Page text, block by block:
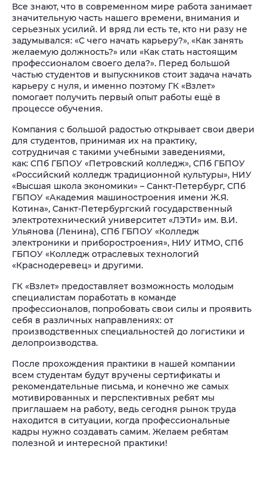
Все знают, что в современном мире работа занимает
значительную часть нашего времени, внимания и
серьезных усилий. И вряд ли есть те, кто ни разу не
задумывался: «С чего начать карьеру?», «Как занять
желаемую должность?» или «Как стать настоящим
профессионалом своего дела?». Перед большой
частью студентов и выпускников стоит задача начать
карьеру с нуля, и именно поэтому ГК «Взлет»
помогает получить первый опыт работы ещё в
процессе обучения.
Компания с большой радостью открывает свои двери
для студентов, принимая их на практику,
сотрудничая с такими учебными заведениями,
как: СПб ГБПОУ «Петровский колледж», СПб ГБПОУ
«Российский колледж традиционной культуры», НИУ
«Высшая школа экономики» – Санкт-Петербург, СПб
ГБПОУ «Академия машиностроения имени Ж.Я.
Котина», Санкт-Петербургский государственный
электротехнический университет «ЛЭТИ» им. В.И.
Ульянова (Ленина), СПб ГБПОУ «Колледж
электроники и приборостроения», НИУ ИТМО, СПб
ГБПОУ «Колледж отраслевых технологий
«Краснодеревец» и другими.
ГК «Взлет» предоставляет возможность молодым
специалистам поработать в команде
профессионалов, попробовать свои силы и проявить
себя в различных направлениях: от
производственных специальностей до логистики и
делопроизводства.
После прохождения практики в нашей компании
всем студентам будут вручены сертификаты и
рекомендательные письма, и конечно же самых
мотивированных и перспективных ребят мы
приглашаем на работу, ведь сегодня рынок труда
находится в ситуации, когда профессиональные
кадры нужно создавать самим. Желаем ребятам
полезной и интересной практики!